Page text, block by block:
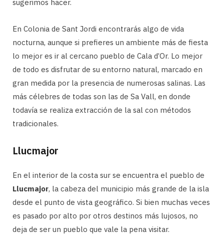
sugerimos hacer.
En Colonia de Sant Jordi encontrarás algo de vida
nocturna, aunque si prefieres un ambiente más de fiesta
lo mejor es ir al cercano pueblo de Cala d’Or. Lo mejor
de todo es disfrutar de su entorno natural, marcado en
gran medida por la presencia de numerosas salinas. Las
más célebres de todas son las de Sa Vall, en donde
todavía se realiza extracción de la sal con métodos
tradicionales.
Llucmajor
En el interior de la costa sur se encuentra el pueblo de
Llucmajor, la cabeza del municipio más grande de la isla
desde el punto de vista geográfico. Si bien muchas veces
es pasado por alto por otros destinos más lujosos, no
deja de ser un pueblo que vale la pena visitar.